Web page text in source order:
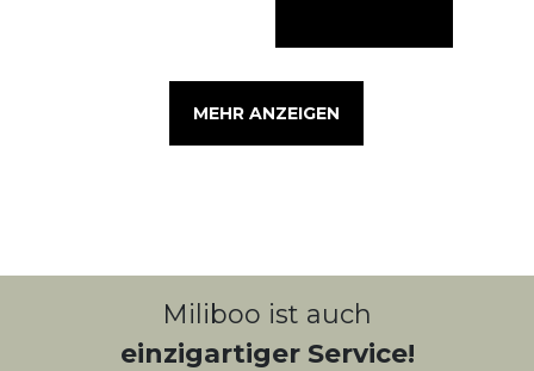
MEHR ANZEIGEN
Miliboo ist auch
einzigartiger Service!